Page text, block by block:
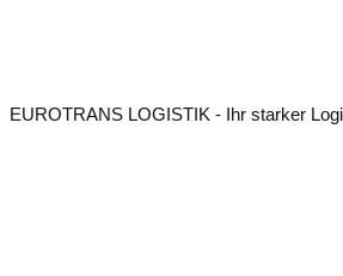
EUROTRANS LOGISTIK - Ihr starker